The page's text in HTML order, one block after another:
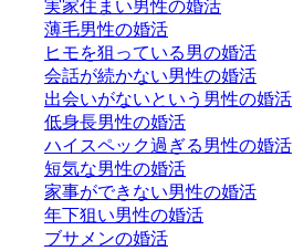
実家住まい男性の婚活
薄毛男性の婚活
ヒモを狙っている男の婚活
会話が続かない男性の婚活
出会いがないという男性の婚活
低身長男性の婚活
ハイスペック過ぎる男性の婚活
短気な男性の婚活
家事ができない男性の婚活
年下狙い男性の婚活
ブサメンの婚活